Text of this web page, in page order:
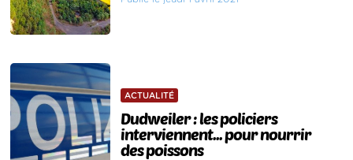
ACTUALITÉ
Dudweiler : les policiers
interviennent... pour nourrir
des poissons